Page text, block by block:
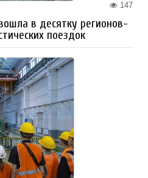
147
в десятку регионов-
поездок